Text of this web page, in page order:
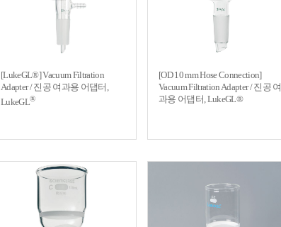
[LukeGL®] Vacuum Filtration
Adapter / 진공 여과용 어댑터,
LukeGL®
[OD 10 mm Hose Connection]
Vacuum Filtration Adapter / 진공 여
과용 어댑터, LukeGL®